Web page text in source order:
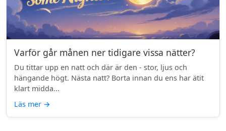
Varför går månen ner tidigare vissa nätter?
Du tittar upp en natt och där är den - stor, ljus och
hängande högt. Nästa natt? Borta innan du ens har ätit
klart midda...
Läs mer →